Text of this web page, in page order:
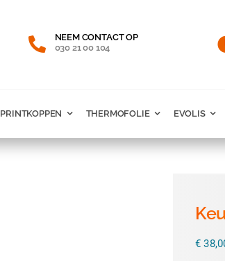
NEEM CONTACT OP
030 21 00 104
PRINTKOPPEN THERMOFOLIE EVOLIS
€